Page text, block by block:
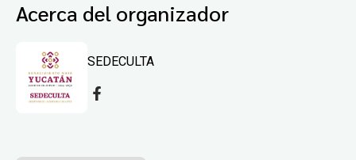
Acerca del organizador
SEDECULTA